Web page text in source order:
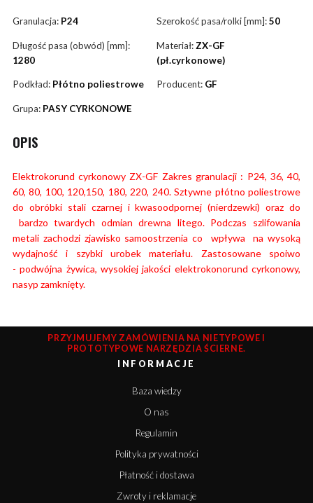
Granulacja: P24 Szerokość pasa/rolki [mm]:50
Długość pasa (obwód) [mm]:
1280
Materiał: ZX-GF
(pł.cyrkonowe)
Podkład: Płótno poliestrowe Producent: GF
Grupa: PASY CYRKONOWE
OPIS
Elektrokorund cyrkonowy ZX-GF Zakres granulacji : P24, 36, 40,
60, 80, 100, 120,150, 180, 220, 240. Sztywne płótno poliestrowe
do obróbki stali czarnej i kwasoodpornej (nierdzewki) oraz do
bardzo twardych odmian drewna litego. Podczas szlifowania
metali zachodzi zjawisko samoostrzenia co wpływa na wysoką
wydajność i szybki urobek materiału. Zastosowane spoiwo
- podwójna żywica, wysokiej jakości elektrokonorund cyrkonowy,
nasyp zamknięty.
PRZYJMUJEMY ZAMÓWIENIA NA NIETYPOWE I
PROTOTYPOWE NARZĘDZIA ŚCIERNE.
INFORMACJE
Baza wiedzy
O nas
Regulamin
Polityka prywatności
Płatność i dostawa
Zwroty i reklamacje